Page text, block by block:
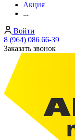
Акция
...
Войти
8 (964) 086 66-39
Заказать звонок